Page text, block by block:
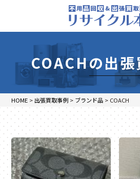
COACHの出
HOME > 出張買取事例 > ブランド品 > COACH